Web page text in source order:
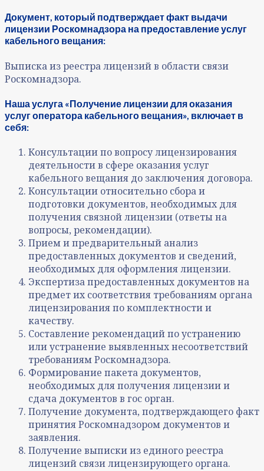
Документ, который подтверждает факт выдачи
лицензии Роскомнадзора на предоставление услуг
кабельного вещания:
Выписка из реестра лицензий в области связи
Роскомнадзора.
Наша услуга «Получение лицензии для оказания
услуг оператора кабельного вещания», включает в
себя:
Консультации по вопросу лицензирования
деятельности в сфере оказания услуг
кабельного вещания до заключения договора.
Консультации относительно сбора и
подготовки документов, необходимых для
получения связной лицензии (ответы на
вопросы, рекомендации).
Прием и предварительный анализ
предоставленных документов и сведений,
необходимых для оформления лицензии.
Экспертиза предоставленных документов на
предмет их соответствия требованиям органа
лицензирования по комплектности и
качеству.
Составление рекомендаций по устранению
или устранение выявленных несоответствий
требованиям Роскомнадзора.
Формирование пакета документов,
необходимых для получения лицензии и
сдача документов в гос орган.
Получение документа, подтверждающего факт
принятия Роскомнадзором документов и
заявления.
Получение выписки из единого реестра
лицензий связи лицензирующего органа.